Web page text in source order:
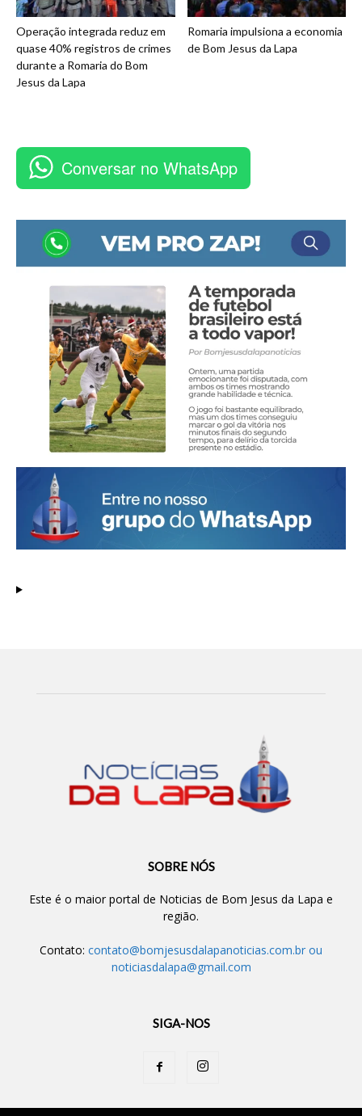
Operação integrada reduz em
quase 40% registros de crimes
durante a Romaria do Bom
Jesus da Lapa
Romaria impulsiona a economia
de Bom Jesus da Lapa
Conversar no WhatsApp
SOBRE NÓS
Este é o maior portal de Noticias de Bom Jesus da Lapa e
região.
Contato: contato@bomjesusdalapanoticias.com.br ou
noticiasdalapa@gmail.com
SIGA-NOS